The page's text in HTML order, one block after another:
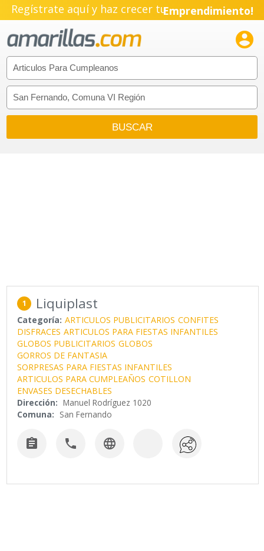
Regístrate aquí y haz crecer tuEmprendimiento!

1 Liquiplast
Categoría: ARTICULOS PUBLICITARIOS CONFITES
DISFRACES ARTICULOS PARA FIESTAS INFANTILES
GLOBOS PUBLICITARIOS GLOBOS
GORROS DE FANTASIA
SORPRESAS PARA FIESTAS INFANTILES
ARTICULOS PARA CUMPLEAÑOS COTILLON
ENVASES DESECHABLES
Dirección: Manuel Rodríguez 1020
Comuna: San Fernando
  